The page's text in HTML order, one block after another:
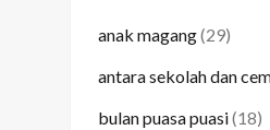
anak magang(29)
antara sekolah dan
bulan puasa puasi(18)